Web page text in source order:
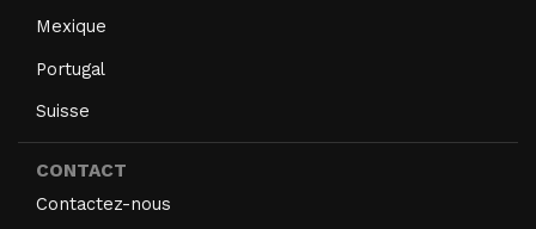
Mexique
Portugal
Suisse
CONTACT
Contactez-nous